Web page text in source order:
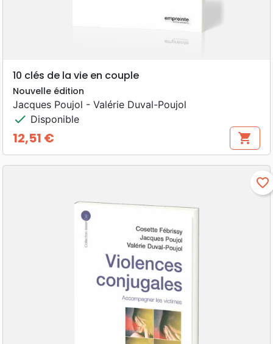
10 clés de la vie en couple
Nouvelle édition
Jacques Poujol - Valérie Duval-Poujol
check Disponible
Prix
12,51 € shopping_cart
favorite_border